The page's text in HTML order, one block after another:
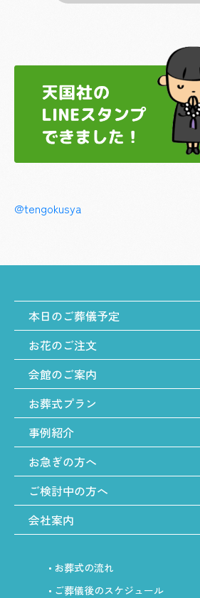
@tengokusya
本日のご葬儀予定
お花のご注文
会館のご案内
お葬式プラン
事例紹介
お急ぎの方へ
ご検討中の方へ
会社案内
お葬式の流れ
ご葬儀後のスケジュール